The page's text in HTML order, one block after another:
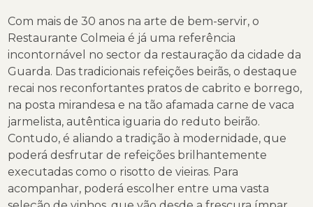
Com mais de 30 anos na arte de bem-servir, o
Restaurante Colmeia é já uma referência
incontornável no sector da restauração da cidade da
Guarda. Das tradicionais refeições beirãs, o destaque
recai nos reconfortantes pratos de cabrito e borrego,
na posta mirandesa e na tão afamada carne de vaca
jarmelista, autêntica iguaria do reduto beirão.
Contudo, é aliando a tradição à modernidade, que
poderá desfrutar de refeições brilhantemente
executadas como o risotto de vieiras. Para
acompanhar, poderá escolher entre uma vasta